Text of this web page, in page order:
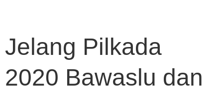
Jelang Pilkada
2020 Bawaslu dan